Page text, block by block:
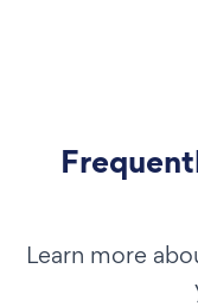
Learn more